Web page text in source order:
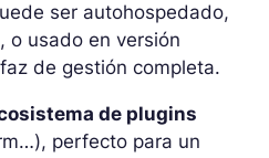
ser autohospedado,
o usado en versión
de gestión completa.
de plugins
perfecto para un